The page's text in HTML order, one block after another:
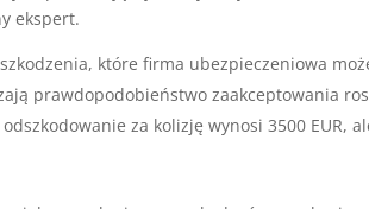
ekspert.
które firma ubezpieczeniowa
prawdopodobieństwo zaakceptowania
za kolizję wynosi 3500 EUR,